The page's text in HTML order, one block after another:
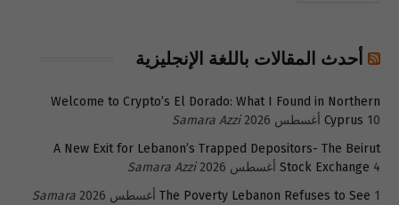
أحدث المقالات باللغة الإنجليزية
Welcome to Crypto’s El Dorado: What I Found in Northern
Cyprus 10 أغسطس 2026
Samara Azzi
A New Exit for Lebanon’s Trapped Depositors- The Beirut
Stock Exchange 4 أغسطس 2026
Samara Azzi
The Poverty Lebanon Refuses to See 1 أغسطس 2026
Samara